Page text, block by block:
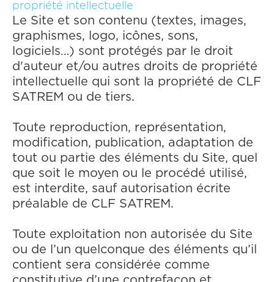
propriété intellectuelle
Le Site et son contenu (textes, images,
graphismes, logo, icônes, sons,
logiciels…) sont protégés par le droit
d'auteur et/ou autres droits de propriété
intellectuelle qui sont la propriété de CLF
SATREM ou de tiers.
Toute reproduction, représentation,
modification, publication, adaptation de
tout ou partie des éléments du Site, quel
que soit le moyen ou le procédé utilisé,
est interdite, sauf autorisation écrite
préalable de CLF SATREM.
Toute exploitation non autorisée du Site
ou de l’un quelconque des éléments qu’il
contient sera considérée comme